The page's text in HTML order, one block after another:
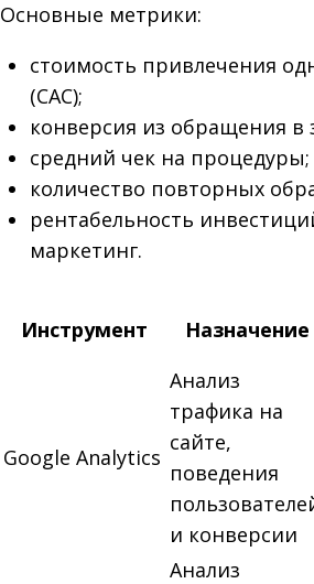
Основные метрики:
стоимость привлечения
(CAC);
конверсия из обращения в
средний чек на процедуры;
количество повторных
рентабельность
маркетинг.
Инструмент Назначение
Google Analytics
Анализ
трафика на
сайте,
поведения
и конверсии
Анализ